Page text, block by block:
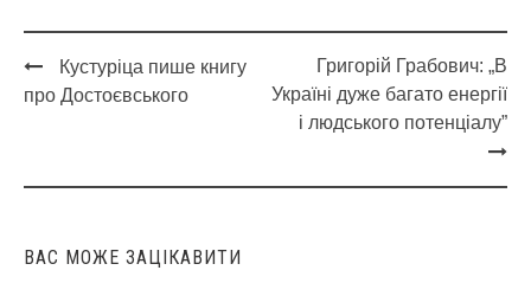
Post
Кустуріца пише книгу
про Достоєвського
Григорій Грабович: „В
Україні дуже багато енергії
і людського потенціалу”
ВАС МОЖЕ ЗАЦІКАВИТИ